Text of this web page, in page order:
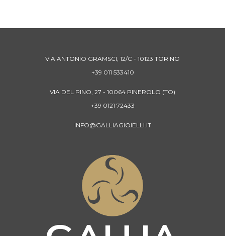
VIA ANTONIO GRAMSCI, 12/C - 10123 TORINO
+39 011 533410
VIA DEL PINO, 27 - 10064 PINEROLO (TO)
+39 0121 72433
INFO@GALLIAGIOIELLI.IT